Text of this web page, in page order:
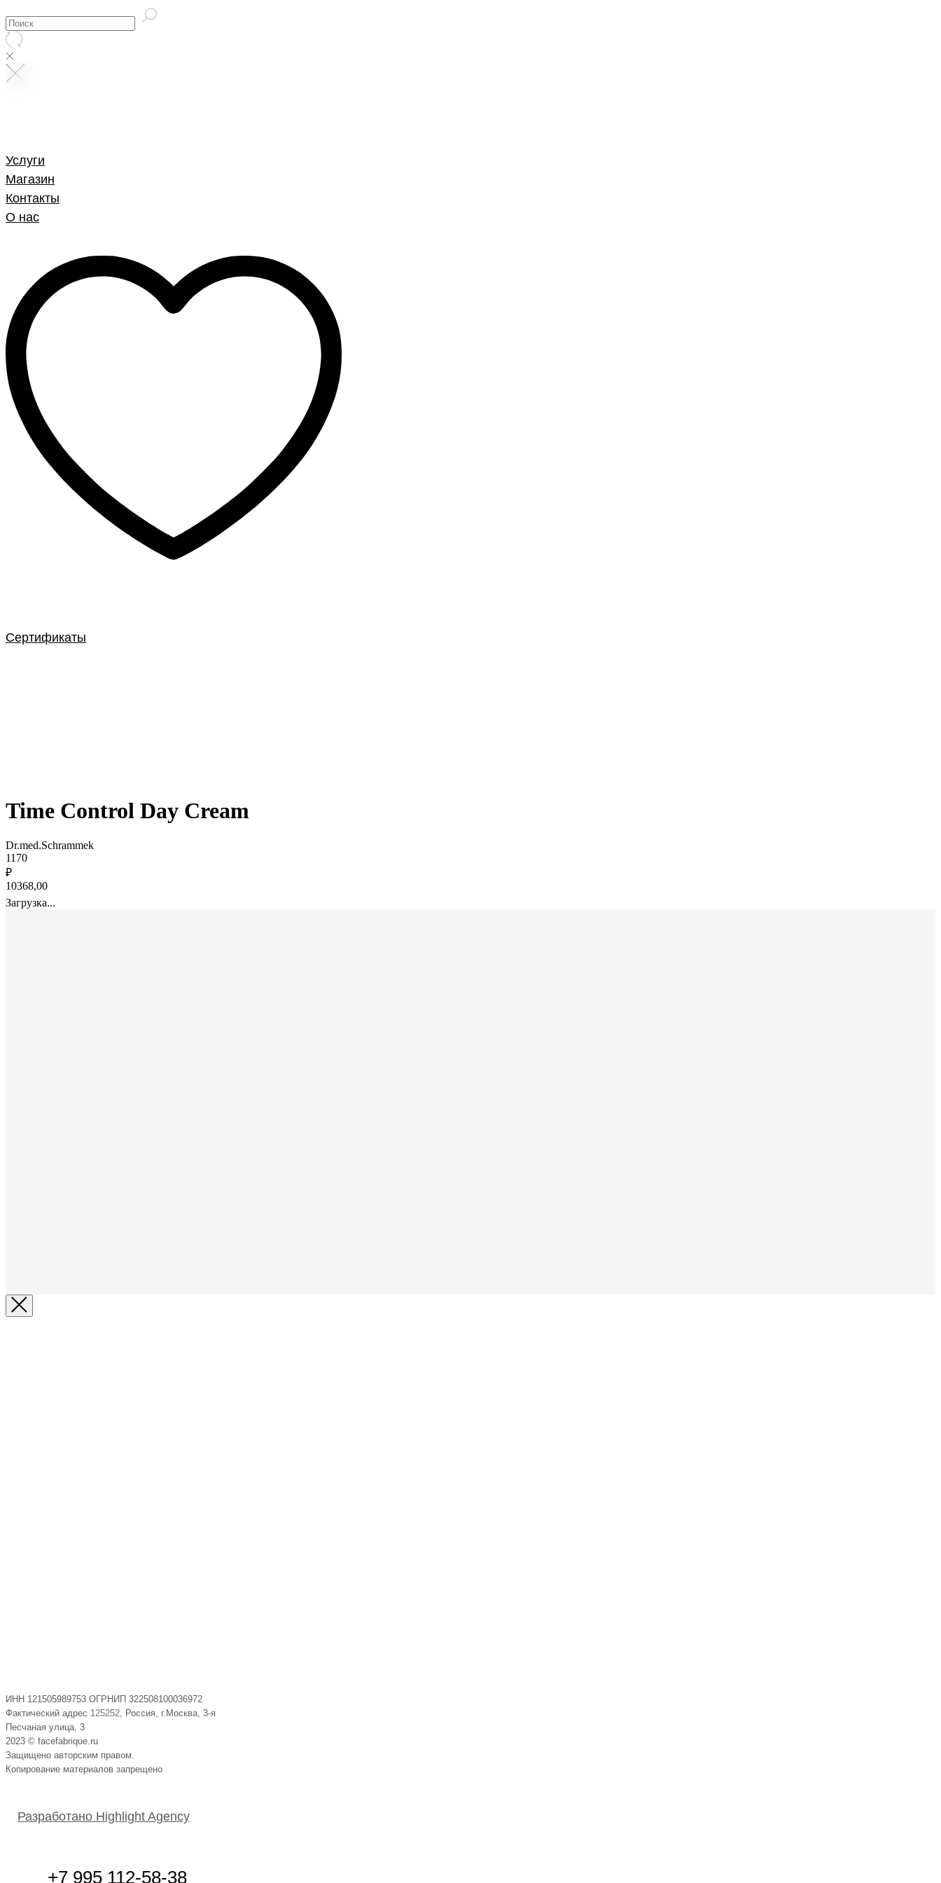
Услуги
Магазин
Контакты
О нас
Сертификаты
Time Control Day Cream
Dr.med.Schrammek
1170
₽
10368,00
Загрузка...
ИНН 121505989753 ОГРНИП 322508100036972
Фактический адрес 125252 , Россия, г.Москва, 3-я
Песчаная улица, 3
2023 © facefabrique.ru
Защищено авторским правом.
Копирование материалов запрещено
Разработано Highlight Agency
+7 995 112-58-38